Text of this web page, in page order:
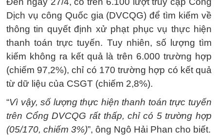
Dịch vụ công Quốc gia (DVCQG) để tìm kiếm về
thông tin quyết định xử phạt phục vụ thực hiện
thanh toán trực tuyến. Tuy nhiên, số lượng tìm
kiếm không ra kết quả là trên 6.000 trường hợp
(chiếm 97,2%), chỉ có 170 trường hợp có kết quả
từ dữ liệu của CSGT (chiếm 2,8%).
“Vì vậy, số lượng thực hiện thanh toán trực tuyến
trên Cổng DVCQG rất thấp, chỉ có 5 trường hợp
(05/170, chiếm 3%)”, ông Ngô Hải Phan cho biết.